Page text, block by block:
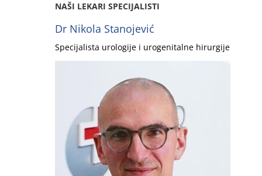
NAŠI LEKARI SPECIJALISTI
Dr Nikola Stanojević
Specijalista urologije i urogenitalne hirurgije